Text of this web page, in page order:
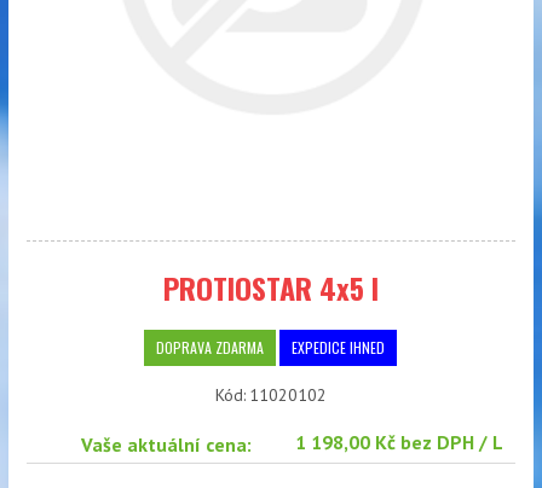
PROTIOSTAR 4x5 l
DOPRAVA ZDARMA EXPEDICE IHNED
Kód: 11020102
Vaše aktuální cena: 1 198,00 Kč bez DPH / L